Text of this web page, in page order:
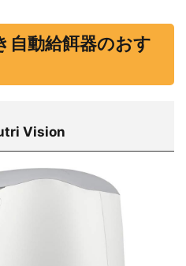
自動給餌器のおす
Vision